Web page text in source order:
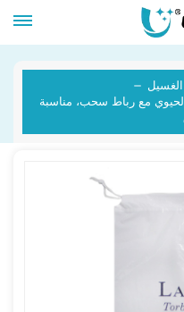
مع رباط سحب، مناسبة